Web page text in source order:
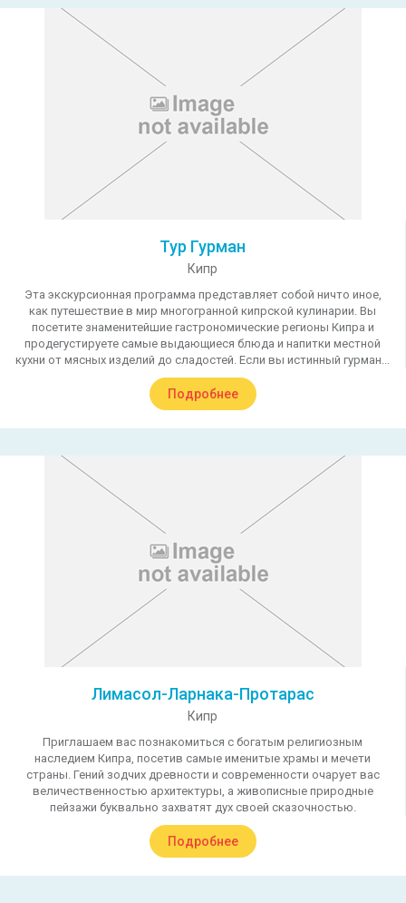
Тур Гурман
Кипр
Эта экскурсионная программа представляет собой ничто иное,
как путешествие в мир многогранной кипрской кулинарии. Вы
посетите знаменитейшие гастрономические регионы Кипра и
продегустируете самые выдающиеся блюда и напитки местной
кухни от мясных изделий до сладостей. Если вы истинный гурман...
Подробнее
Лимасол-Ларнака-Протарас
Кипр
Приглашаем вас познакомиться с богатым религиозным
наследием Кипра, посетив самые именитые храмы и мечети
страны. Гений зодчих древности и современности очарует вас
величественностью архитектуры, а живописные природные
пейзажи буквально захватят дух своей сказочностью.
Подробнее